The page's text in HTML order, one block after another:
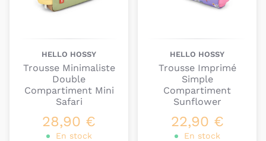
HELLO HOSSY
Trousse Minimaliste
Double
Compartiment Mini
Safari
28,90 €
En stock
HELLO HOSSY
Trousse Imprimé
Simple
Compartiment
Sunflower
22,90 €
En stock